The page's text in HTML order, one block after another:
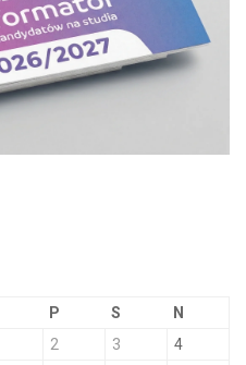
P S N
2 3
4